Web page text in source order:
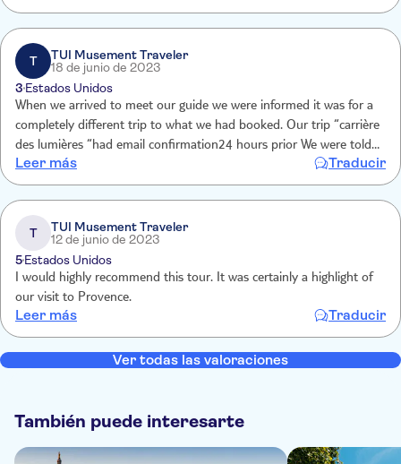
T
TUI Musement Traveler
18 de junio de 2023
3 Estados Unidos
When we arrived to meet our guide we were informed it was for a
completely different trip to what we had booked. Our trip “carrière
des lumières “had email confirmation24 hours prior We were told “
no refund” but thanksto Jeremy who assisted us to des lumières
anyway at our expense. He was helpfu
Leer más Traducir
T
TUI Musement Traveler
12 de junio de 2023
5Estados Unidos
I would highly recommend this tour. It was certainly a highlight of
our visit to Provence.
Leer más Traducir
Ver todas las valoraciones
También puede interesarte